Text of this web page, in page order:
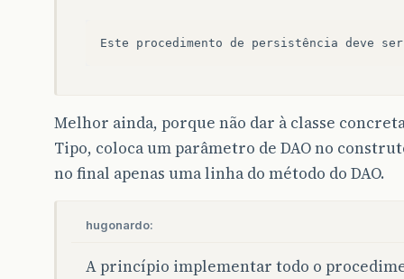
Melhor ainda, porque não dar à classe
Tipo, coloca um parâmetro de DAO no
no final apenas uma linha do método do DAO.
hugonardo:
A princípio implementar todo o